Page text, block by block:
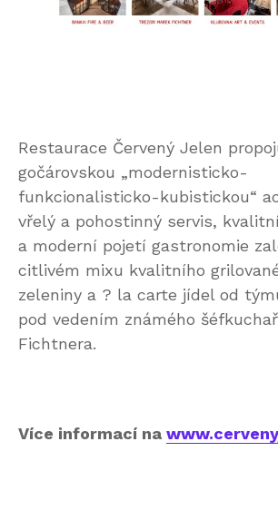
Restaurace Červený Jelen
gočárovskou „modernisticko-
funkcionalisticko-kubistickou“
vřelý a pohostinný servis,
a moderní pojetí gastronomie
citlivém mixu kvalitního
zeleniny a ? la carte jídel od
pod vedením známého
Fichtnera.
Více informací na